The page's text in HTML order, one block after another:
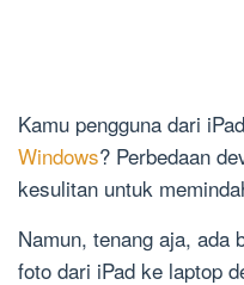
Kamu pengguna dari
Windows? Perbedaan
kesulitan untuk
Namun, tenang aja, ada
foto dari iPad ke laptop